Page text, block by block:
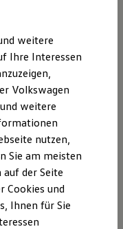
sind – in
–
Wird sie nicht
geklappt
100 kgeignet sie
von E-Bikes.
rückwärts gefahren?
einfacher: Sie
Anhängers vor. Der
brauchen nur noch
überwachen.
weitere
Ihre Interessen
Volkswagen
weitere
nutzen,
Sie am meisten
auf der Seite
Cookies und
Ihnen für Sie